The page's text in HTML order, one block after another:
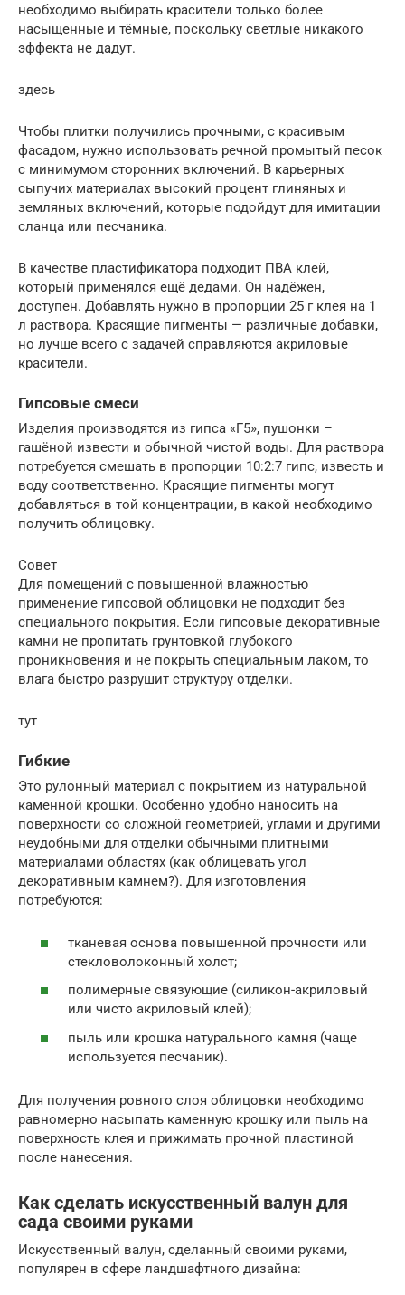
необходимо выбирать красители только более
насыщенные и тёмные, поскольку светлые никакого
эффекта не дадут.
здесь
Чтобы плитки получились прочными, с красивым
фасадом, нужно использовать речной промытый песок
с минимумом сторонних включений. В карьерных
сыпучих материалах высокий процент глиняных и
земляных включений, которые подойдут для имитации
сланца или песчаника.
В качестве пластификатора подходит ПВА клей,
который применялся ещё дедами. Он надёжен,
доступен. Добавлять нужно в пропорции 25 г клея на 1
л раствора. Красящие пигменты — различные добавки,
но лучше всего с задачей справляются акриловые
красители.
Гипсовые смеси
Изделия производятся из гипса «Г5», пушонки –
гашёной извести и обычной чистой воды. Для раствора
потребуется смешать в пропорции 10:2:7 гипс, известь и
воду соответственно. Красящие пигменты могут
добавляться в той концентрации, в какой необходимо
получить облицовку.
Совет
Для помещений с повышенной влажностью
применение гипсовой облицовки не подходит без
специального покрытия. Если гипсовые декоративные
камни не пропитать грунтовкой глубокого
проникновения и не покрыть специальным лаком, то
влага быстро разрушит структуру отделки.
тут
Гибкие
Это рулонный материал с покрытием из натуральной
каменной крошки. Особенно удобно наносить на
поверхности со сложной геометрией, углами и другими
неудобными для отделки обычными плитными
материалами областях (как облицевать угол
декоративным камнем?). Для изготовления
потребуются:
тканевая основа повышенной прочности или
стекловолоконный холст;
полимерные связующие (силикон-акриловый
или чисто акриловый клей);
пыль или крошка натурального камня (чаще
используется песчаник).
Для получения ровного слоя облицовки необходимо
равномерно насыпать каменную крошку или пыль на
поверхность клея и прижимать прочной пластиной
после нанесения.
Как сделать искусственный валун для
сада своими руками
Искусственный валун, сделанный своими руками,
популярен в сфере ландшафтного дизайна: